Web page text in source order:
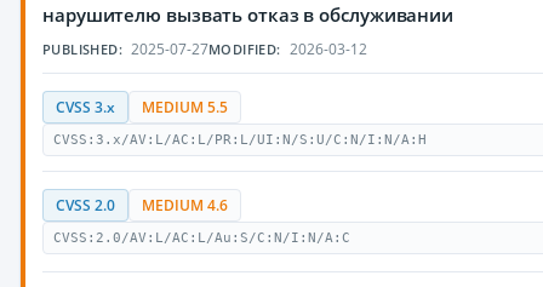
нарушителю вызвать отказ в обслуживании
PUBLISHED: 2025-07-27MODIFIED: 2026-03-12
CVSS 3.x MEDIUM 5.5
CVSS:3.x/AV:L/AC:L/PR:L/UI:N/S:U/C:N/I:N/A:H
CVSS 2.0 MEDIUM 4.6
CVSS:2.0/AV:L/AC:L/Au:S/C:N/I:N/A:C